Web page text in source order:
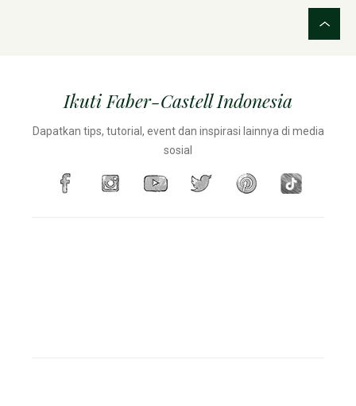
Ikuti Faber-Castell Indonesia
Dapatkan tips, tutorial, event dan inspirasi lainnya di media
sosial